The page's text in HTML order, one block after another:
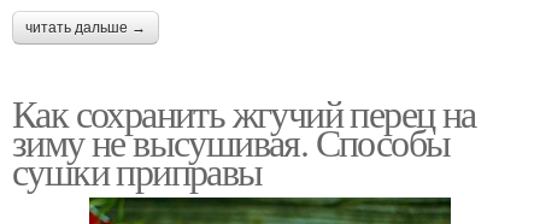
читать дальше →
Как сохранить жгучий перец на
зиму не высушивая. Способы
сушки приправы